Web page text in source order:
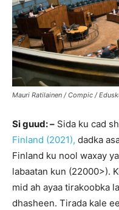
Mauri Ratilainen / Compic /
Si guud: – Sida ku cad
Finland (2021), dadka
Finland ku nool waxay
labaatan kun (22000>).
mid ah ayaa tirakoobka
dhasheen. Tirada kale